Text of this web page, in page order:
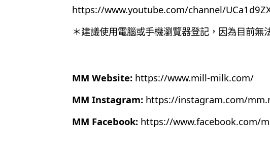
https://www.youtube.com/channel/
＊建議使用電腦或手機瀏覽器登記，因為目前無
MM Website: https://www.mill-milk.com/
MM Instagram: https://instagram.com/
MM Facebook: https://www.facebook.com/